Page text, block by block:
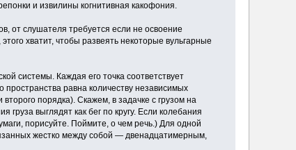
и извилины когнитивная какофония.
от слушателя требуется если не освоение
хватит, чтобы развеять некоторые вульгарные
системы. Каждая его точка соответствует
равна количеству независимых
порядка). Скажем, в задачке с грузом на
выглядят как бег по кругу. Если колебания
порисуйте. Поймите, о чем речь.) Для одной
жестко между собой — двенадцатимерным,